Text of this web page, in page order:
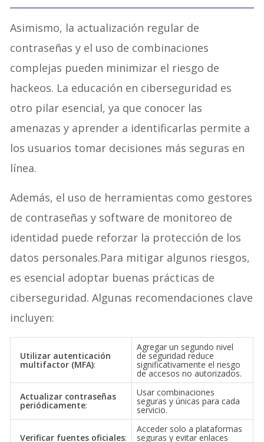
Asimismo, la actualización regular de
contraseñas y el uso de combinaciones
complejas pueden minimizar el riesgo de
hackeos. La educación en ciberseguridad es
otro pilar esencial, ya que conocer las
amenazas y aprender a identificarlas permite a
los usuarios tomar decisiones más seguras en
línea.
Además, el uso de herramientas como gestores
de contraseñas y software de monitoreo de
identidad puede reforzar la protección de los
datos personales.Para mitigar algunos riesgos,
es esencial adoptar buenas prácticas de
ciberseguridad. Algunas recomendaciones clave
incluyen:
Utilizar autenticación
multifactor (MFA):
Agregar un segundo nivel
de seguridad reduce
significativamente el riesgo
de accesos no autorizados.
Actualizar contraseñas
periódicamente:
Usar combinaciones
seguras y únicas para cada
servicio.
Verificar fuentes oficiales:
Acceder solo a plataformas
seguras y evitar enlaces